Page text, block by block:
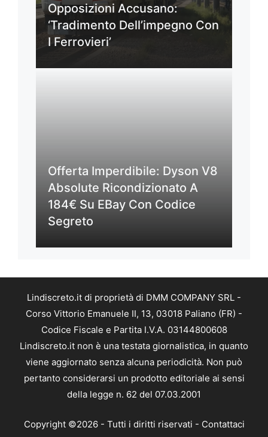
Opposizioni Accusano:
‘Tradimento Dell’impegno Con
I Ferrovieri’
Offerta Imperdibile: Dyson V8
Absolute Ricondizionato A
184€ Su EBay Con Codice
Segreto
Lindiscreto.it di proprietà di DMM COMPANY SRL -
Corso Vittorio Emanuele II, 13, 03018 Paliano (FR) -
Codice Fiscale e Partita I.V.A. 03144800608
Lindiscreto.it non è una testata giornalistica, in quanto
viene aggiornato senza alcuna periodicità. Non può
pertanto considerarsi un prodotto editoriale ai sensi
della legge n. 62 del 07.03.2001
Copyright ©2026 - Tutti i diritti riservati - Contattaci